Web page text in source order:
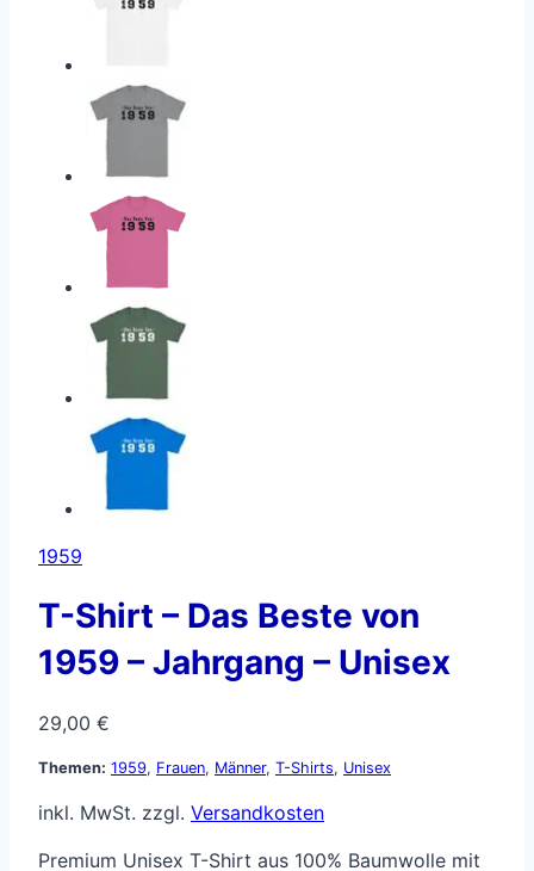
1959
T-Shirt – Das Beste von
1959 – Jahrgang – Unisex
29,00 €
Themen: 1959, Frauen, Männer, T-Shirts, Unisex
inkl. MwSt. zzgl. Versandkosten
Premium Unisex T-Shirt aus 100% Baumwolle mit